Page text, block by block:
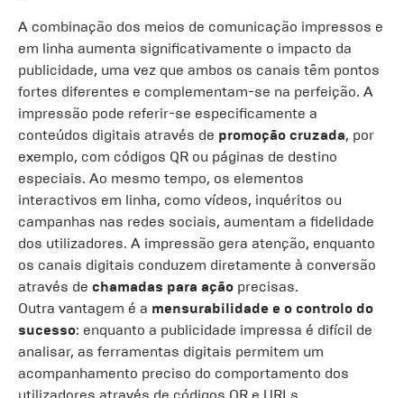
A combinação dos meios de comunicação impressos e
em linha aumenta significativamente o impacto da
publicidade, uma vez que ambos os canais têm pontos
fortes diferentes e complementam-se na perfeição. A
impressão pode referir-se especificamente a
conteúdos digitais através de promoção cruzada, por
exemplo, com códigos QR ou páginas de destino
especiais. Ao mesmo tempo, os elementos
interactivos em linha, como vídeos, inquéritos ou
campanhas nas redes sociais, aumentam a fidelidade
dos utilizadores. A impressão gera atenção, enquanto
os canais digitais conduzem diretamente à conversão
através de chamadas para ação precisas.
Outra vantagem é a mensurabilidade e o controlo do
sucesso: enquanto a publicidade impressa é difícil de
analisar, as ferramentas digitais permitem um
acompanhamento preciso do comportamento dos